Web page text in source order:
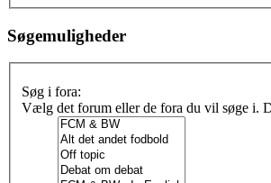
Søgemuligheder
Søg i fora:
Vælg det forum eller de fora du vil søge i.